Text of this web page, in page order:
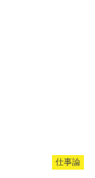
仕事論